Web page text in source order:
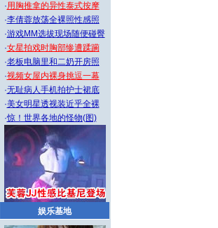
·用胸推拿的异性泰式按摩
·李倩蓉放荡全裸照性感照
·游戏MM选拔现场随便碰臀
·女星拍戏时胸部惨遭蹂躏
·老板电脑里和二奶开房照
·视频女屋内裸身挑逗一幕
·无耻病人手机拍护士裙底
·美女明星透视装近乎全裸
·惊！世界各地的怪物(图)
娱乐基地